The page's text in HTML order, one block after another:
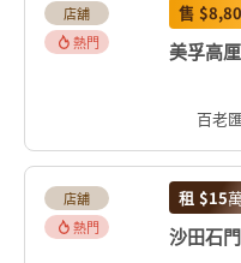
店舖
熱門
售
美孚高
百老匯
店舖
熱門
租 $15
沙田石